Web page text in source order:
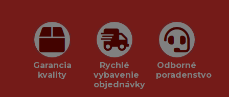
Garancia
kvality
Rychlé
vybavenie
objednávky
Odborné
poradenstvo